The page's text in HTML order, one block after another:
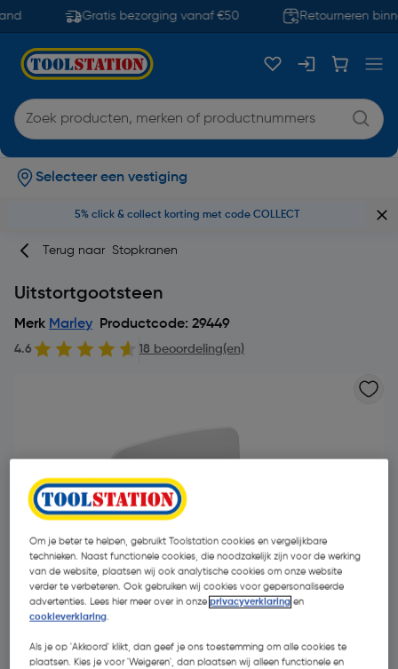
Gratis bezorging vanaf €50 Retourneren
Selecteer een vestiging
5% click & collect korting met code COLLECT
Terug naar Stopkranen
Uitstortgootsteen
Merk Marley Productcode: 29449
4.6 18 beoordeling(en)
Om je beter te helpen, gebruikt Toolstation cookies en vergelijkbare
technieken. Naast functionele cookies, die noodzakelijk zijn voor de werking
van de website, plaatsen wij ook analytische cookies om onze website
verder te verbeteren. Ook gebruiken wij cookies voor gepersonaliseerde
advertenties. Lees hier meer over in onzeprivacyverklaring en
cookieverklaring.
Als je op 'Akkoord' klikt, dan geef je ons toestemming om alle cookies te
plaatsen. Kies je voor 'Weigeren', dan plaatsen wij alleen functionele en